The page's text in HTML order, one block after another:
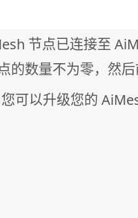
节点已连接至
的数量不为零，然
可以升级您的